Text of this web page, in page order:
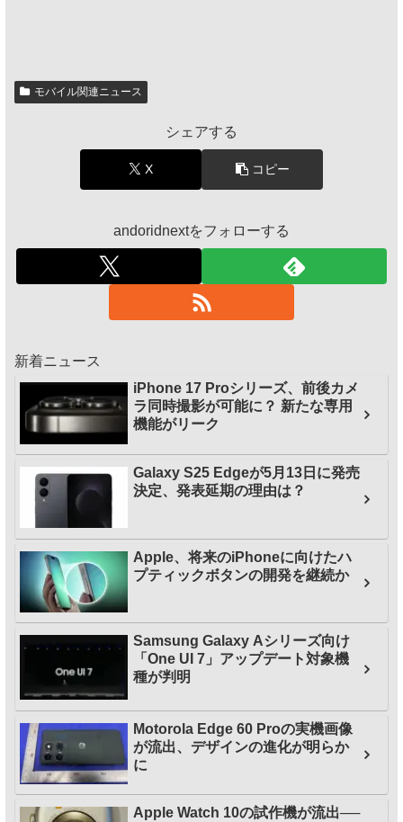
モバイル関連ニュース
シェアする
X コピー
andoridnextをフォローする
新着ニュース
iPhone 17 Proシリーズ、前後カメ
ラ同時撮影が可能に？ 新たな専用
機能がリーク
Galaxy S25 Edgeが5月13日に発売
決定、発表延期の理由は？
Apple、将来のiPhoneに向けたハ
プティックボタンの開発を継続か
Samsung Galaxy Aシリーズ向け
「One UI 7」アップデート対象機
種が判明
Motorola Edge 60 Proの実機画像
が流出、デザインの進化が明らか
に
Apple Watch 10の試作機が流出──